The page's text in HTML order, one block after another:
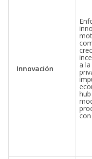
Innovación a